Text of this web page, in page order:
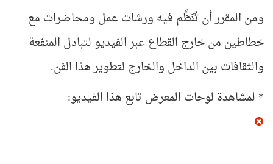
ومن المقرر أن تُنَظَّم فيه ورشات عمل ومحاضرات مع
خطاطين من خارج القطاع عبر الفيديو لتبادل المنفعة
والثقافات بين الداخل والخارج لتطوير هذا الفن.
* لمشاهدة لوحات المعرض تابع هذا الفيديو: